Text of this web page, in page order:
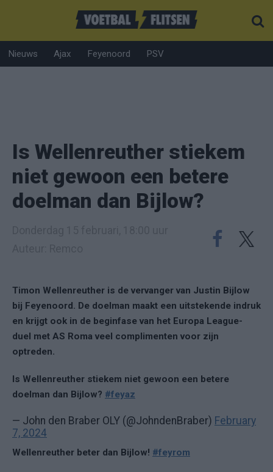
Nieuws Ajax Feyenoord PSV
Is Wellenreuther stiekem
niet gewoon een betere
doelman dan Bijlow?
Timon Wellenreuther is de vervanger van Justin Bijlow
bij Feyenoord. De doelman maakt een uitstekende indruk
en krijgt ook in de beginfase van het Europa League-
duel met AS Roma veel complimenten voor zijn
optreden.
Is Wellenreuther stiekem niet gewoon een betere
doelman dan Bijlow? #feyaz
— John den Braber OLY (@JohndenBraber) February
7, 2024
Wellenreuther beter dan Bijlow! #feyrom